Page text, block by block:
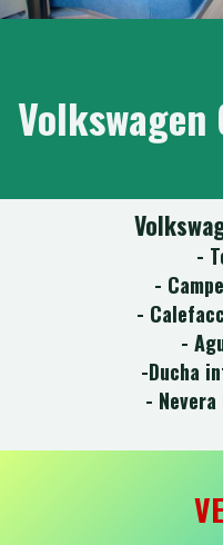
Volkswagen
-
-
-
-
-Ducha
-